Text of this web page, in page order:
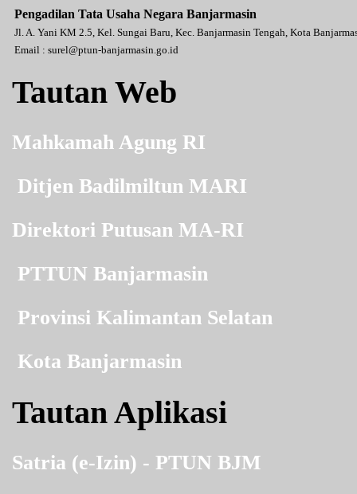
Pengadilan Tata Usaha Negara Banjarmasin
Jl. A. Yani KM 2.5, Kel. Sungai Baru, Kec. Banjarmasin Tengah, Kota
Email : surel@ptun-banjarmasin.go.id
Tautan Web
Mahkamah Agung RI
Ditjen Badilmiltun MARI
Direktori Putusan MA-RI
PTTUN Banjarmasin
Provinsi Kalimantan Selatan
Kota Banjarmasin
Tautan Aplikasi
Satria (e-Izin) - PTUN BJM